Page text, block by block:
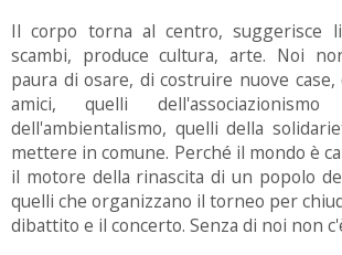
Il corpo torna al centro, suggerisce
scambi, produce cultura, arte. Noi
paura di osare, di costruire nuove
amici, quelli
dell'ambientalismo, quelli della
mettere in comune. Perché il mondo è
il motore della rinascita di un popolo
quelli che organizzano il torneo per
dibattito e il concerto. Senza di noi non